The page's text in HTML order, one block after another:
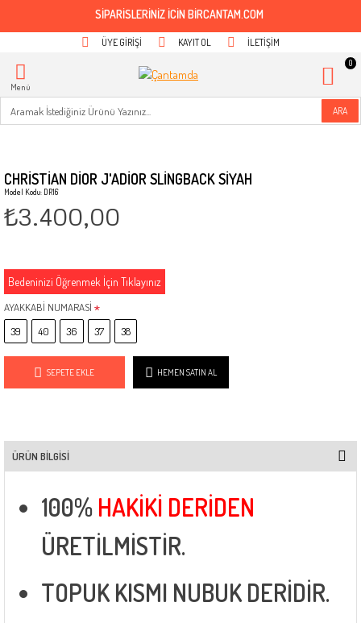
SİPARİSLERİNİZ İCİN BİRCANTAM.COM
ÜYE GIRIŞI KAYIT OL İLETIŞIM
Menü
0
ARA
CHRİSTİAN DİOR J'ADİOR SLİNGBACK SİYAH
Model Kodu: DR16
₺3.400,00
Bedeninizi Öğrenmek İçin Tıklayınız
AYAKKABİ NUMARASİ
39
40 36 37 38
SEPETE EKLE HEMEN SATIN AL
ÜRÜN BILGISI
100% HAKİKİ DERİDEN
ÜRETİLMİSTİR.
TOPUK KISMI NUBUK DERİDİR.